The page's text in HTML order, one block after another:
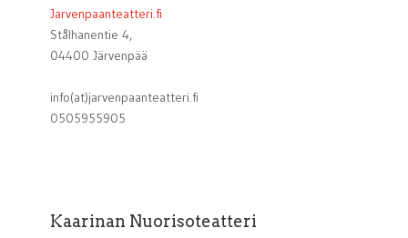
Jarvenpaanteatteri.fi
Stålhanentie 4,
04400 Järvenpää
info(at)jarvenpaanteatteri.fi
0505955905
Kaarinan Nuorisoteatteri